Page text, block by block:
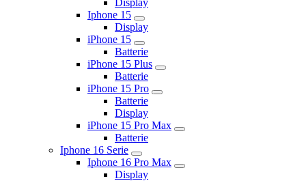
Display
Iphone 15
Display
iPhone 15
Batterie
iPhone 15 Plus
Batterie
iPhone 15 Pro
Batterie
Display
iPhone 15 Pro Max
Batterie
Iphone 16 Serie
Iphone 16 Pro Max
Display